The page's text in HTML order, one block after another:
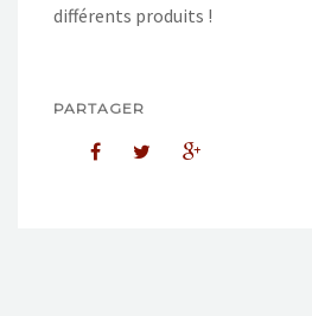
différents produits !
PARTAGER